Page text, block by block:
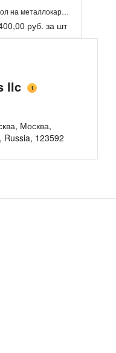
Стол на металлокаркасе обеденный крышка ЛДСП 16 мм, кромк...
руб. за шт
Стол малой формы из дерева, Кае Бай
llc 1
Москва,
Russia, 123592